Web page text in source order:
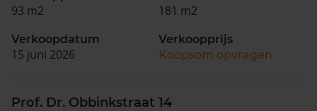
93 m2 181 m2
Verkoopdatum
15 juni 2026
Verkoopprijs
Koopsom opvragen
Prof. Dr. Obbinkstraat 14